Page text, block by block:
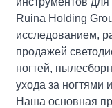
Ruina Holding
исследованием,
продажей
ногтей,
ухода за ногтями
Наша основная